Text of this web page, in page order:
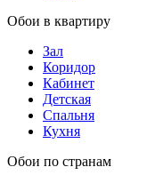
Обои в квартиру
Зал
Коридор
Кабинет
Детская
Спальня
Кухня
Обои по странам